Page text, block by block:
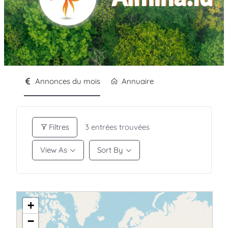
Annonces du mois Annuaire
Filtres 3 entrées trouvées
View As Sort By
+
−